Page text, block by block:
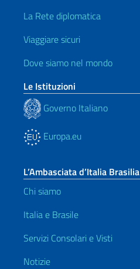
La Rete diplomatica
Viaggiare sicuri
Dove siamo nel mondo
Le Istituzioni
Governo Italiano
Europa.eu
L’Ambasciata d’Italia Brasilia
Chi siamo
Italia e Brasile
Servizi Consolari e Visti
Notizie